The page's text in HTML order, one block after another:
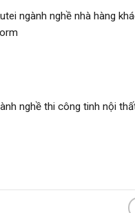
ngành nghề nhà hàng
nghề thi công tinh nội